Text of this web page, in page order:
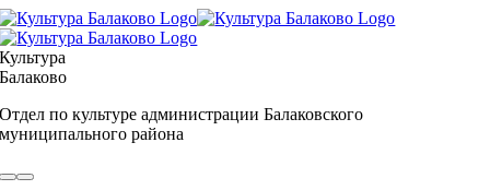
Skip
to
content
Культура
Балаково
Отдел по культуре администрации Балаковского
муниципального района
Toggle